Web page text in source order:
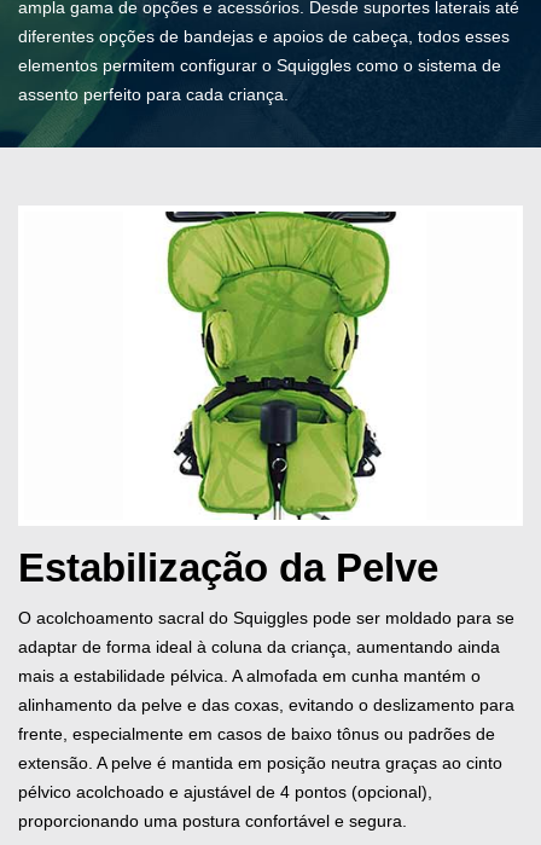
ampla gama de opções e acessórios. Desde suportes laterais até
diferentes opções de bandejas e apoios de cabeça, todos esses
elementos permitem configurar o Squiggles como o sistema de
assento perfeito para cada criança.
Estabilização da Pelve
O acolchoamento sacral do Squiggles pode ser moldado para se
adaptar de forma ideal à coluna da criança, aumentando ainda
mais a estabilidade pélvica. A almofada em cunha mantém o
alinhamento da pelve e das coxas, evitando o deslizamento para
frente, especialmente em casos de baixo tônus ou padrões de
extensão. A pelve é mantida em posição neutra graças ao cinto
pélvico acolchoado e ajustável de 4 pontos (opcional),
proporcionando uma postura confortável e segura.